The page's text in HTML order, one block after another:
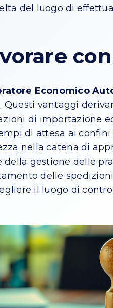
del luogo di
Economico
. Questi vantaggi
di importazione
di attesa ai
nella catena di
della gestione delle
delle
il luogo di